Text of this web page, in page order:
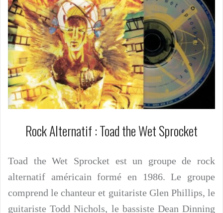
Rock Alternatif : Toad the Wet Sprocket
Toad the Wet Sprocket est un groupe de rock
alternatif américain formé en 1986. Le groupe
comprend le chanteur et guitariste Glen Phillips, le
guitariste Todd Nichols, le bassiste Dean Dinning